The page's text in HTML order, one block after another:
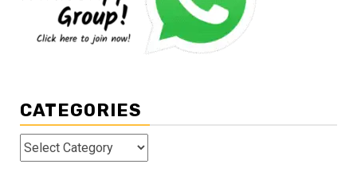
CATEGORIES
Categories